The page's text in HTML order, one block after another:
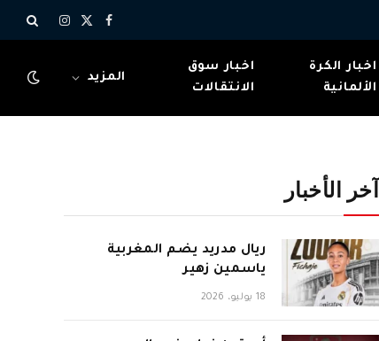
فيسبوك
X
الانستغرام
اخبار الكرة
الألمانية
اخبار سوق
الانتقالات
المزيد
آخر الأخبار
ريال مدريد يضم المغربية
ياسمين زهير
18 يوليو، 2026